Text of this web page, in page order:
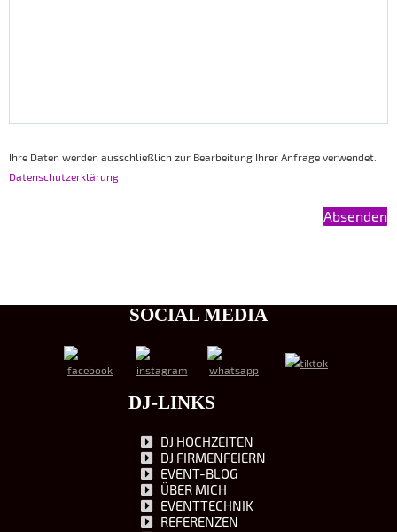
Ihre Daten werden ausschließlich zur Bearbeitung Ihrer Anfrage verwendet.
Datenschutzerklärung
SOCIAL MEDIA
DJ-LINKS
DJ HOCHZEITEN
DJ FIRMENFEIERN
EVENT-BLOG
ÜBER MICH
EVENTTECHNIK
REFERENZEN